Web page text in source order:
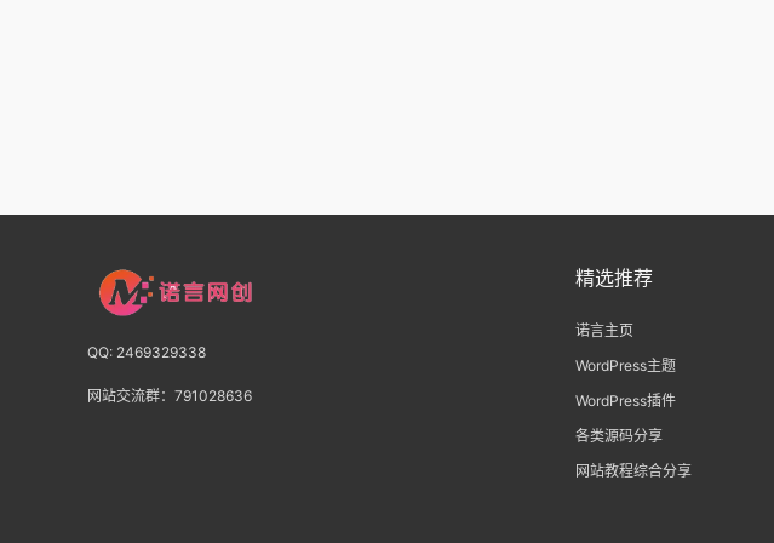
QQ: 2469329338
网站交流群：791028636
精选推荐
诺言主页
WordPress主题
WordPress插件
各类源码分享
网站教程综合分享